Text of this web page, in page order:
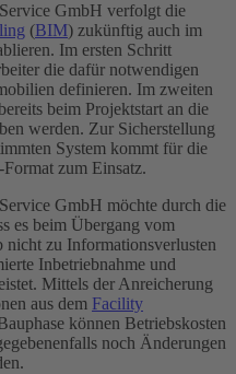
GmbH verfolgt die
(BIM) zukünftig auch im
Im ersten Schritt
die dafür notwendigen
definieren. Im zweiten
beim Projektstart an die
werden. Zur Sicherstellung
System kommt für die
-Format zum Einsatz.
GmbH möchte durch die
es beim Übergang vom
nicht zu Informationsverlusten
Inbetriebnahme und
Mittels der Anreicherung
aus dem Facility
können Betriebskosten
noch Änderungen